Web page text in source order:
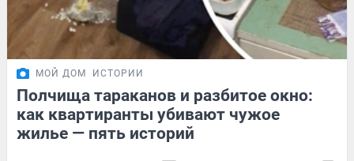
МОЙ ДОМ ИСТОРИИ
Полчища тараканов и разбитое окно:
как квартиранты убивают чужое
жилье — пять историй